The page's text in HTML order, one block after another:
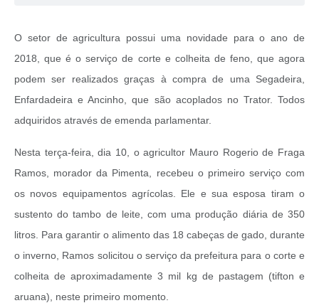
O setor de agricultura possui uma novidade para o ano de
2018, que é o serviço de corte e colheita de feno, que agora
podem ser realizados graças à compra de uma Segadeira,
Enfardadeira e Ancinho, que são acoplados no Trator. Todos
adquiridos através de emenda parlamentar.
Nesta terça-feira, dia 10, o agricultor Mauro Rogerio de Fraga
Ramos, morador da Pimenta, recebeu o primeiro serviço com
os novos equipamentos agrícolas. Ele e sua esposa tiram o
sustento do tambo de leite, com uma produção diária de 350
litros. Para garantir o alimento das 18 cabeças de gado, durante
o inverno, Ramos solicitou o serviço da prefeitura para o corte e
colheita de aproximadamente 3 mil kg de pastagem (tifton e
aruana), neste primeiro momento.